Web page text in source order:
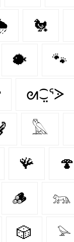
🐔
🐡 🐾
ᘛ⁐̤ᕐᐷ
𓅓
🪸 🍄‍
🪵 𓃬
🎲 𓅫